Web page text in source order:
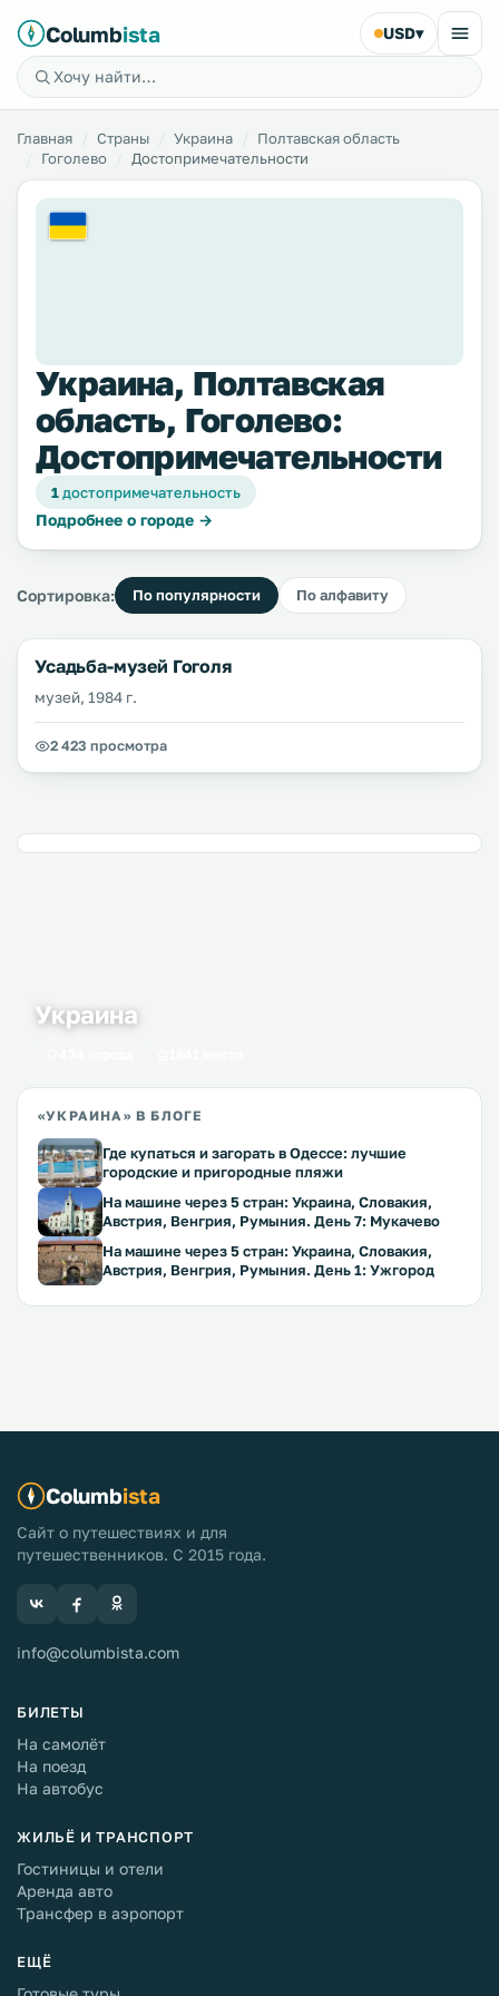
Columbista USD▾
Главная Страны Украина
Полтавская область
Гоголево
Достопримечательности
Украина, Полтавская
область, Гоголево:
Достопримечательности
1достопримечательность
Подробнее о городе →
Сортировка: По популярности По алфавиту
Усадьба-музей Гоголя
музей, 1984 г.
2 423 просмотра
Украина
«УКРАИНА» В БЛОГЕ
Где купаться и загорать в Одессе: лучшие
городские и пригородные пляжи
На машине через 5 стран: Украина, Словакия,
Австрия, Венгрия, Румыния. День 7: Мукачево
На машине через 5 стран: Украина, Словакия,
Австрия, Венгрия, Румыния. День 1: Ужгород
Columbista
Сайт о путешествиях и для
путешественников. С 2015 года.
info@columbista.com
БИЛЕТЫ
На самолёт
На поезд
На автобус
ЖИЛЬЁ И ТРАНСПОРТ
Гостиницы и отели
Аренда авто
Трансфер в аэропорт
ЕЩЁ